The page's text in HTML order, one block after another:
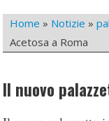
Home » Notizie »
Acetosa a Roma
Il nuovo